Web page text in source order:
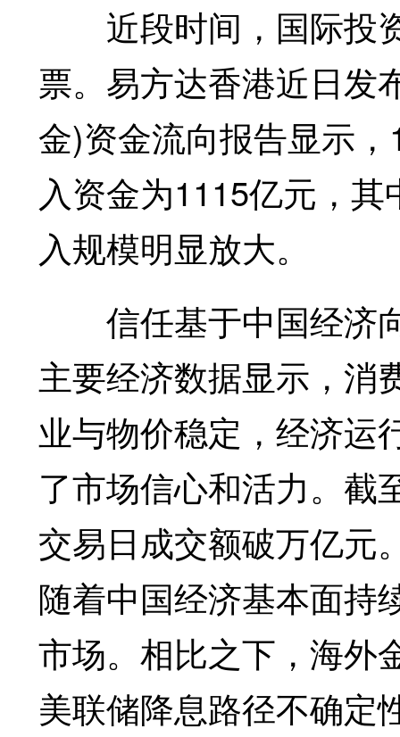
近段时间，国际投
票。易方达香港近日发
金)资金流向报告显示
入资金为1115亿元，
入规模明显放大。
信任基于中国经济
主要经济数据显示，消
业与物价稳定，经济运
了市场信心和活力。截
交易日成交额破万亿元
随着中国经济基本面持
市场。相比之下，海外
美联储降息路径不确定